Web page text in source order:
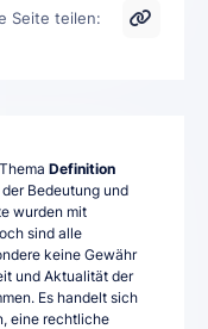
Seite teilen:
Definition
Bedeutung und
wurden mit
sind alle
keine Gewähr
und Aktualität der
Es handelt sich
eine rechtliche